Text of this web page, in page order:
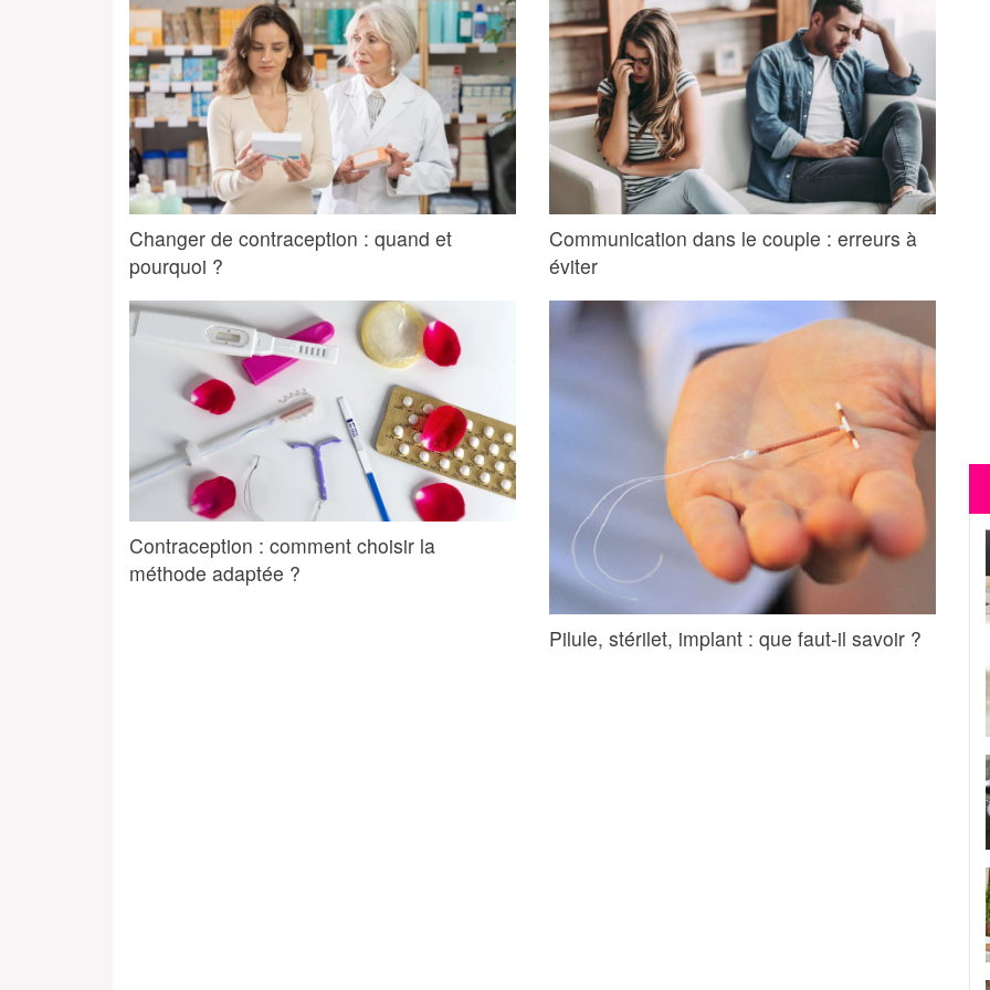
Changer de contraception : quand et
pourquoi ?
Communication dans le couple : erreurs à
éviter
Contraception : comment choisir la
méthode adaptée ?
Pilule, stérilet, implant : que faut-il savoir ?